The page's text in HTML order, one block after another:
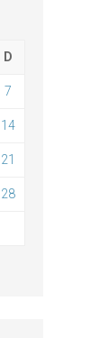
D
7
14
21
28